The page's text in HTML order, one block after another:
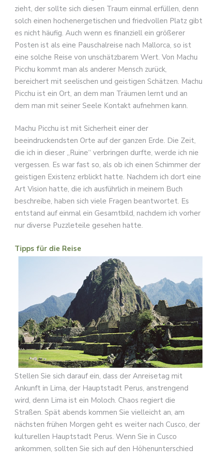
zieht, der sollte sich diesen Traum einmal erfüllen, denn
solch einen hochenergetischen und friedvollen Platz gibt
es nicht häufig. Auch wenn es finanziell ein größerer
Posten ist als eine Pauschalreise nach Mallorca, so ist
eine solche Reise von unschätzbarem Wert. Von Machu
Picchu kommt man als anderer Mensch zurück,
bereichert mit seelischen und geistigen Schätzen. Machu
Picchu ist ein Ort, an dem man Träumen lernt und an
dem man mit seiner Seele Kontakt aufnehmen kann.
Machu Picchu ist mit Sicherheit einer der
beeindruckendsten Orte auf der ganzen Erde. Die Zeit,
die ich in dieser „Ruine“ verbringen durfte, werde ich nie
vergessen. Es war fast so, als ob ich einen Schimmer der
geistigen Existenz erblickt hatte. Nachdem ich dort eine
Art Vision hatte, die ich ausführlich in meinem Buch
beschreibe, haben sich viele Fragen beantwortet. Es
entstand auf einmal ein Gesamtbild, nachdem ich vorher
nur diverse Puzzleteile gesehen hatte.
Tipps für die Reise
Stellen Sie sich darauf ein, dass der Anreisetag mit
Ankunft in Lima, der Hauptstadt Perus, anstrengend
wird, denn Lima ist ein Moloch. Chaos regiert die
Straßen. Spät abends kommen Sie vielleicht an, am
nächsten frühen Morgen geht es weiter nach Cusco, der
kulturellen Hauptstadt Perus. Wenn Sie in Cusco
ankommen, sollten Sie sich auf den Höhenunterschied